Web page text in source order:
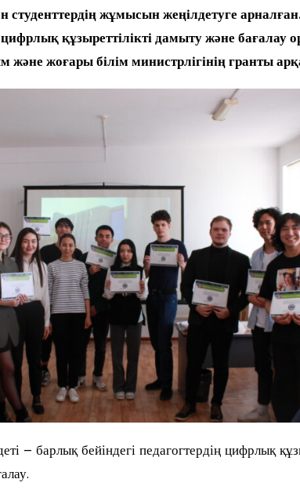
жұмысын жеңілдетуге
құзыреттілікті дамыту және бағалау
жоғары білім министрлігінің гранты
– барлық бейіндегі педагогтердің цифрлық